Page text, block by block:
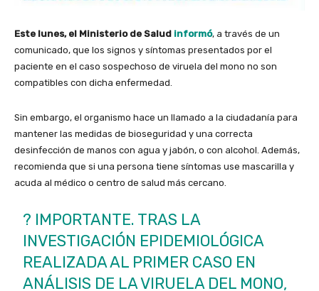
Este lunes, el Ministerio de Salud informó, a través de un
comunicado, que los signos y síntomas presentados por el
paciente en el caso sospechoso de viruela del mono no son
compatibles con dicha enfermedad.
Sin embargo, el organismo hace un llamado a la ciudadanía para
mantener las medidas de bioseguridad y una correcta
desinfección de manos con agua y jabón, o con alcohol. Además,
recomienda que si una persona tiene síntomas use mascarilla y
acuda al médico o centro de salud más cercano.
? IMPORTANTE. TRAS LA
INVESTIGACIÓN EPIDEMIOLÓGICA
REALIZADA AL PRIMER CASO EN
ANÁLISIS DE LA VIRUELA DEL MONO,